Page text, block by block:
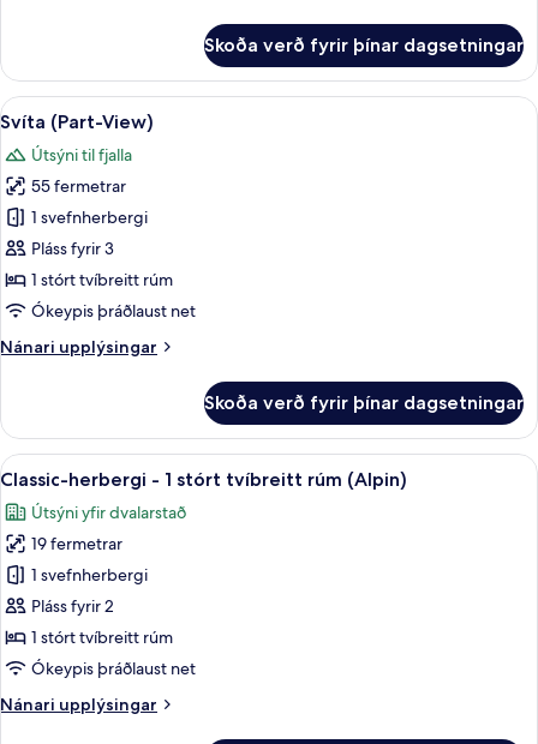
-
stórt
tvíbreitt
rúm
(Alpin-
Chic)
Skoða verð fyrir þínar dagsetningar
Skoða
allar
myndir
fyrir
Svíta
(Part-
View)
Rúmföt af bestu gerð, rúm með
9
Svíta (Part-View)
Útsýni til fjalla
55 fermetrar
1 svefnherbergi
Pláss fyrir 3
1 stórt tvíbreitt rúm
Ókeypis þráðlaust net
Nánari upplýsingar
Nánari
(Part-
View)
Skoða verð fyrir þínar dagsetningar
Skoða
allar
myndir
fyrir
Classic-
herbergi
-
1
tvíbreitt
Rúmföt af bestu gerð, rúm með
5
Classic-herbergi - 1 stórt tvíbreitt rúm (Alpin)
Útsýni yfir dvalarstað
19 fermetrar
1 svefnherbergi
Pláss fyrir 2
1 stórt tvíbreitt rúm
Ókeypis þráðlaust net
Nánari upplýsingar
Nánari